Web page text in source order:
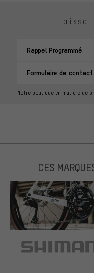
Rappel Programmé
Formulaire de contact
Notre politique en matière de
CES